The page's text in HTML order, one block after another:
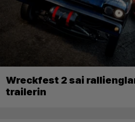
Wreckfest 2 sai
trailerin